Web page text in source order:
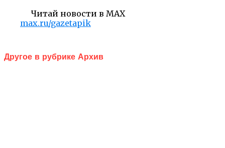
Читай новости в MAX
max.ru/gazetapik
Другое в рубрике Архив